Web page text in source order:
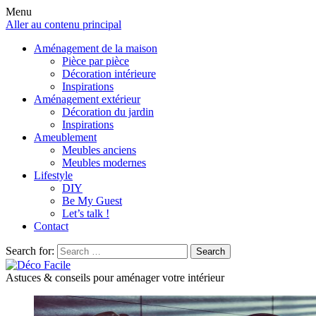
Menu
Aller au contenu principal
Aménagement de la maison
Pièce par pièce
Décoration intérieure
Inspirations
Aménagement extérieur
Décoration du jardin
Inspirations
Ameublement
Meubles anciens
Meubles modernes
Lifestyle
DIY
Be My Guest
Let’s talk !
Contact
Search for: Search
Astuces & conseils pour aménager votre intérieur